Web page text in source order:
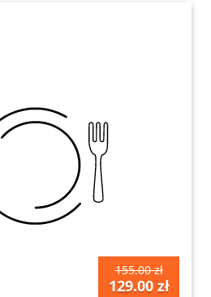
155.00 zł
129.00 zł